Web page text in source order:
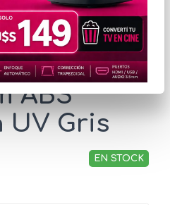
fines ilustrativos.
para
ABS
UV Gris
EN STOCK